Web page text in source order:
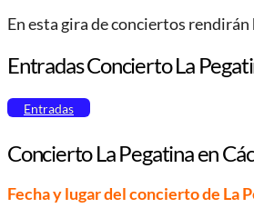
En esta gira de conciertos
Entradas Concierto La
Entradas
Concierto La Pegatina en
Fecha y lugar del concierto de La